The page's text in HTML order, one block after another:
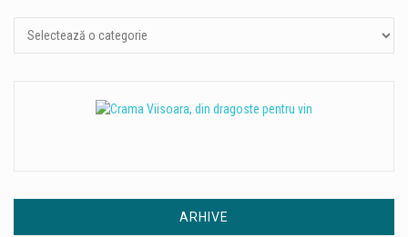
ARHIVE